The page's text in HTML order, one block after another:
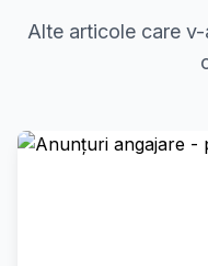
Alte articole care